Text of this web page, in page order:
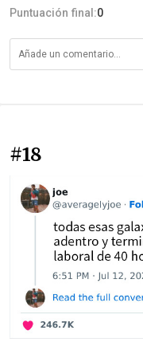
Puntuación final:0
#18